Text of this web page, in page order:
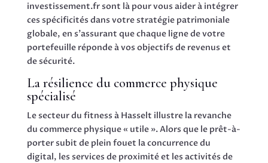
investissement.fr sont là pour vous aider à intégrer
ces spécificités dans votre stratégie patrimoniale
globale, en s’assurant que chaque ligne de votre
portefeuille réponde à vos objectifs de revenus et
de sécurité.
La résilience du commerce physique
spécialisé
Le secteur du fitness à Hasselt illustre la revanche
du commerce physique « utile ». Alors que le prêt-à-
porter subit de plein fouet la concurrence du
digital, les services de proximité et les activités de